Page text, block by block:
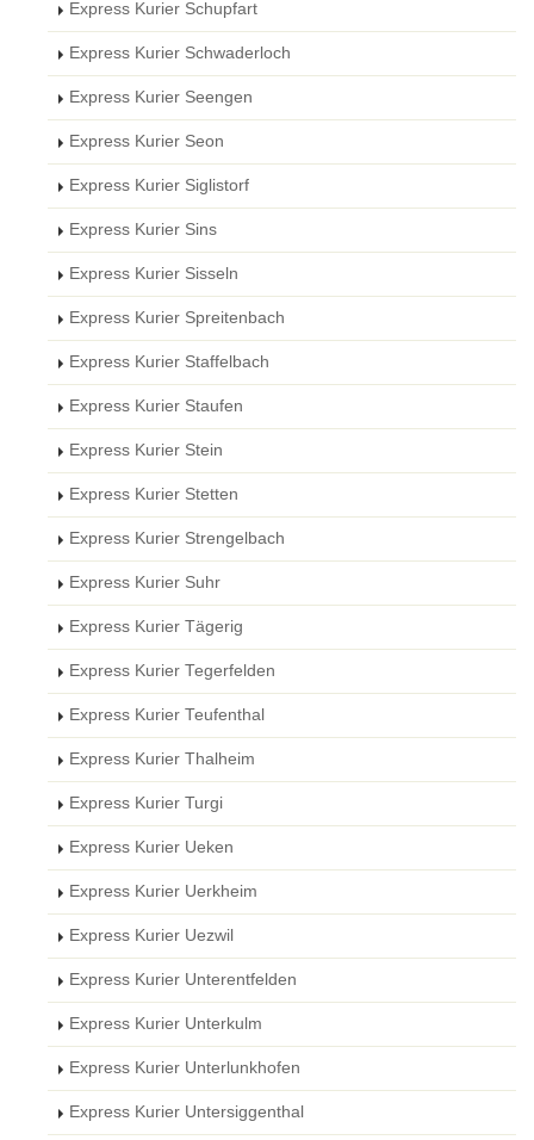
Express Kurier Schupfart
Express Kurier Schwaderloch
Express Kurier Seengen
Express Kurier Seon
Express Kurier Siglistorf
Express Kurier Sins
Express Kurier Sisseln
Express Kurier Spreitenbach
Express Kurier Staffelbach
Express Kurier Staufen
Express Kurier Stein
Express Kurier Stetten
Express Kurier Strengelbach
Express Kurier Suhr
Express Kurier Tägerig
Express Kurier Tegerfelden
Express Kurier Teufenthal
Express Kurier Thalheim
Express Kurier Turgi
Express Kurier Ueken
Express Kurier Uerkheim
Express Kurier Uezwil
Express Kurier Unterentfelden
Express Kurier Unterkulm
Express Kurier Unterlunkhofen
Express Kurier Untersiggenthal